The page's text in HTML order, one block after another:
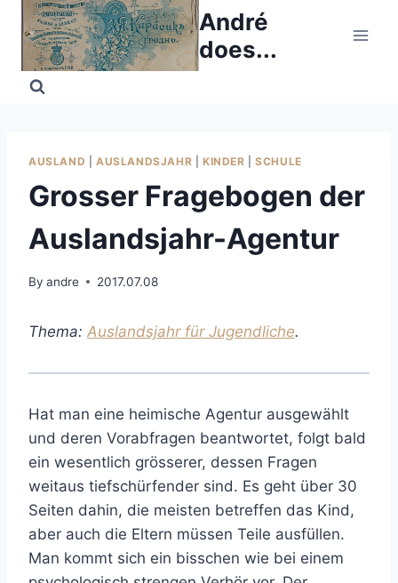
Skip
content
André
does...
AUSLAND AUSLANDSJAHR KINDER |SCHULE
Grosser Fragebogen der
Auslandsjahr-Agentur
By andre 2017.07.08
Thema: Auslandsjahr für Jugendliche.
Hat man eine heimische Agentur ausgewählt
und deren Vorabfragen beantwortet, folgt bald
ein wesentlich grösserer, dessen Fragen
weitaus tiefschürfender sind. Es geht über 30
Seiten dahin, die meisten betreffen das Kind,
aber auch die Eltern müssen Teile ausfüllen.
Man kommt sich ein bisschen wie bei einem